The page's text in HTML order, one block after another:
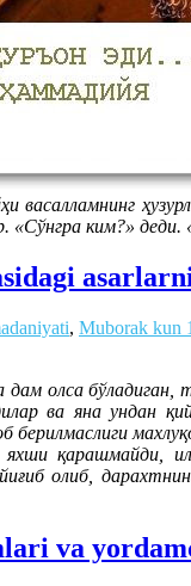
васалламнинг
«Сўнгра ким?»
, Muborak kun
дам олса
ва яна ундан
қарашмайди,
олиб,
va